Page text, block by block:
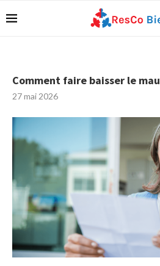
Comment faire baisser le
27 mai 2026